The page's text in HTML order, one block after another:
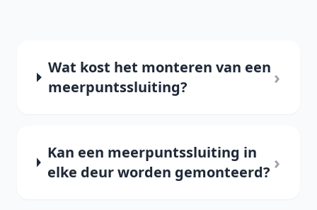
Wat kost het monteren van een
meerpuntssluiting?
›
Kan een meerpuntssluiting in
elke deur worden gemonteerd? ›